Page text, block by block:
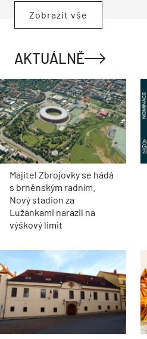
Zobrazit vše
AKTUÁLNĚ
Majitel Zbrojovky se hádá
s brněnským radním.
Nový stadion za
Lužánkami narazil na
výškový limit